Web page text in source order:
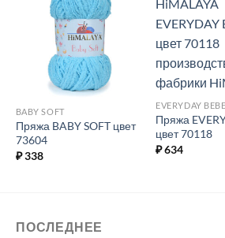
Добавить в
избранное.
BABY SOFT
Пряжа BABY SOFT цвет
73604
₽338
EVERYDAY BEBE
Пряжа
цвет 70118
₽634
ПОСЛЕДНЕЕ